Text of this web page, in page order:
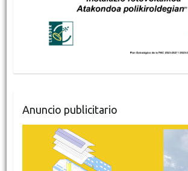
Anuncio publicitario